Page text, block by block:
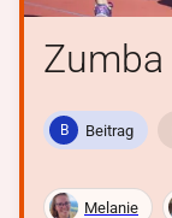
Zumba
B Beitrag
Melanie